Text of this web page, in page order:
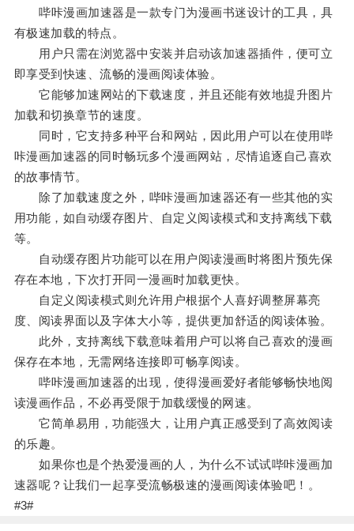
哔咔漫画加速器是一款专门为漫画书迷设计的工具，具
有极速加载的特点。
用户只需在浏览器中安装并启动该加速器插件，便可立
即享受到快速、流畅的漫画阅读体验。
它能够加速网站的下载速度，并且还能有效地提升图片
加载和切换章节的速度。
同时，它支持多种平台和网站，因此用户可以在使用哔
咔漫画加速器的同时畅玩多个漫画网站，尽情追逐自己喜欢
的故事情节。
除了加载速度之外，哔咔漫画加速器还有一些其他的实
用功能，如自动缓存图片、自定义阅读模式和支持离线下载
等。
自动缓存图片功能可以在用户阅读漫画时将图片预先保
存在本地，下次打开同一漫画时加载更快。
自定义阅读模式则允许用户根据个人喜好调整屏幕亮
度、阅读界面以及字体大小等，提供更加舒适的阅读体验。
此外，支持离线下载意味着用户可以将自己喜欢的漫画
保存在本地，无需网络连接即可畅享阅读。
哔咔漫画加速器的出现，使得漫画爱好者能够畅快地阅
读漫画作品，不必再受限于加载缓慢的网速。
它简单易用，功能强大，让用户真正感受到了高效阅读
的乐趣。
如果你也是个热爱漫画的人，为什么不试试哔咔漫画加
速器呢？让我们一起享受流畅极速的漫画阅读体验吧！。
#3#